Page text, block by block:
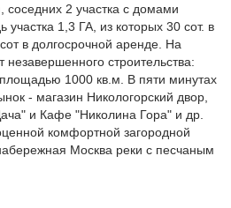
2 участка с домами
1,3 ГА, из которых 30 сот. в
в долгосрочной аренде. На
незавершенного строительства:
1000 кв.м. В пяти минутах
- магазин Никологорский двор,
и Кафе "Николина Гора" и др.
комфортной загородной
Москва реки с песчаным